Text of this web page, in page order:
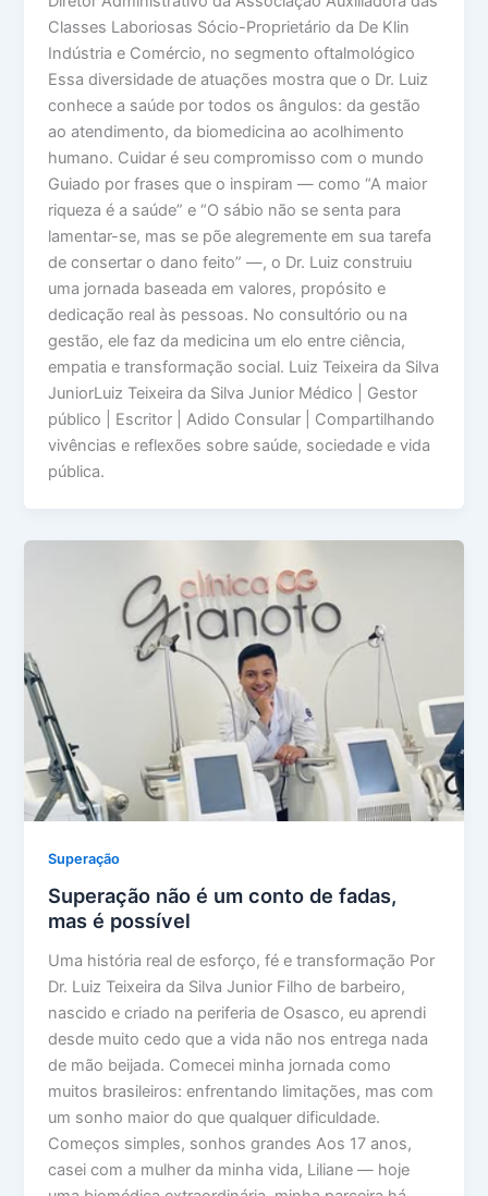
Classes Laboriosas Sócio-Proprietário da De Klin
Indústria e Comércio, no segmento oftalmológico
Essa diversidade de atuações mostra que o Dr. Luiz
conhece a saúde por todos os ângulos: da gestão
ao atendimento, da biomedicina ao acolhimento
humano. Cuidar é seu compromisso com o mundo
Guiado por frases que o inspiram — como “A maior
riqueza é a saúde” e “O sábio não se senta para
lamentar-se, mas se põe alegremente em sua tarefa
de consertar o dano feito” —, o Dr. Luiz construiu
uma jornada baseada em valores, propósito e
dedicação real às pessoas. No consultório ou na
gestão, ele faz da medicina um elo entre ciência,
empatia e transformação social. Luiz Teixeira da Silva
JuniorLuiz Teixeira da Silva Junior Médico | Gestor
público | Escritor | Adido Consular | Compartilhando
vivências e reflexões sobre saúde, sociedade e vida
pública.
Superação
Superação não é um conto de fadas,
mas é possível
Uma história real de esforço, fé e transformação Por
Dr. Luiz Teixeira da Silva Junior Filho de barbeiro,
nascido e criado na periferia de Osasco, eu aprendi
desde muito cedo que a vida não nos entrega nada
de mão beijada. Comecei minha jornada como
muitos brasileiros: enfrentando limitações, mas com
um sonho maior do que qualquer dificuldade.
Começos simples, sonhos grandes Aos 17 anos,
casei com a mulher da minha vida, Liliane — hoje